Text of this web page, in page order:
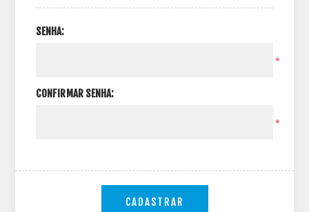
SENHA:
*
CONFIRMAR SENHA:
*
CADASTRAR